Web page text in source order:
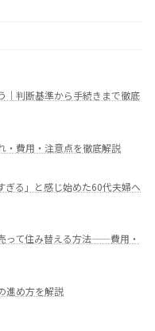
｜判断基準から手続きまで徹底
・費用・注意点を徹底解説
ぎる」と感じ始めた60代夫婦へ
って住み替える方法——費用・
進め方を解説